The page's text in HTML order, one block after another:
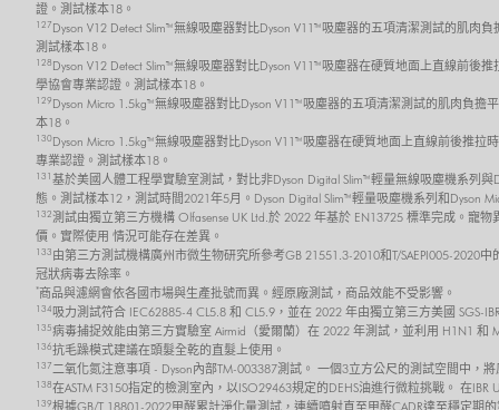
證。測試樣本18。
127 Dyson V12 Detect Slim™ 無線吸塵器對比Dyson V11™吸塵器的五項清潔測試的肌
測試樣本18。
128 Dyson V12 Detect Slim™ 無線吸塵器對比Dyson V11™吸塵器在硬質地面上直線前
學協會專業認證。測試樣本18。
129 Dyson Micro 1.5kg™ 無線吸塵器對比Dyson V11™吸塵器的五項清潔測試的肌肉負
本18。
130Dyson Micro 1.5kg™ 無線吸塵器對比Dyson V11™吸塵器在硬質地面上直線前後推
專業認證。測試樣本18。
131 基於美國人體工程學實驗室測試，對比非Dyson Digital Slim™ 輕量無線吸塵機系列
態。測試樣本12，測試時間2021年5月。Dyson Digital Slim™ 輕量吸塵機系列和Dyson
132 測試由獨立第三方機構 Olfasense UK Ltd.於 2022 年基於 EN13725 標準完成。
價。實際使用 情況可能存在差異。
133 由第三方測試機構廣州市微生物研究所參考GB 21551.3-2010和T/SAEPI005-
冠狀病毒去除率。
*商品與濾網會依各國市場與生產批號而異。經原廠測試，商品效能不受影響。
134 吸力測試符合 IEC62885-4 CL5.8 和 CL5.9，並在 2022 年由獨立第三方美國
135病毒捕捉效能由第三方實驗室 Airmid（愛爾蘭）在 2022 年測試，並利用 H1N1 和
136抗毛躁模式建議在頭髮全乾的直髮上使用。
137二氧化氮注意事項 - Dyson內部TM-003387測試。 一個3立方公尺的測試空間中，
138在ASTM F3150指定的檢測室內，以ISO29463規定的DEHS油進行微粒挑戰。 在
139